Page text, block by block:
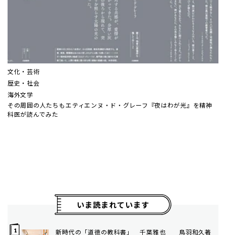
文化・芸術
歴史・社会
海外文学
その周囲の人たちも――エティエンヌ・ド・グレーフ『夜はわが光』を精神
科医が読んでみた
いま読まれています
新時代の「道徳の教科書」 千葉雅也 ――鳥羽和久著